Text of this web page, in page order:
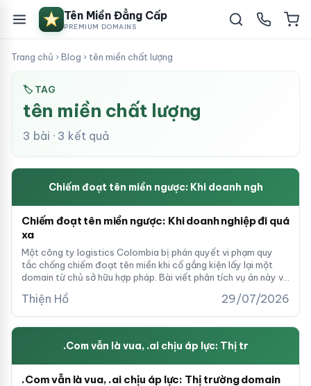
Tên Miền Đẳng Cấp
PREMIUM DOMAINS
Trang chủ ›Blog › tên miền chất lượng
🏷 TAG
tên miền chất lượng
3 bài · 3 kết quả
Chiếm đoạt tên miền ngược: Khi doanh ngh
Chiếm đoạt tên miền ngược: Khi doanh nghiệp đi quá
xa
Một công ty logistics Colombia bị phán quyết vi phạm quy
tắc chống chiếm đoạt tên miền khi cố gắng kiện lấy lại một
domain từ chủ sở hữu hợp pháp. Bài viết phân tích vụ án này và
Thiện Hồ 29/07/2026
.Com vẫn là vua, .ai chịu áp lực: Thị tr
.Com vẫn là vua, .ai chịu áp lực: Thị trường domain